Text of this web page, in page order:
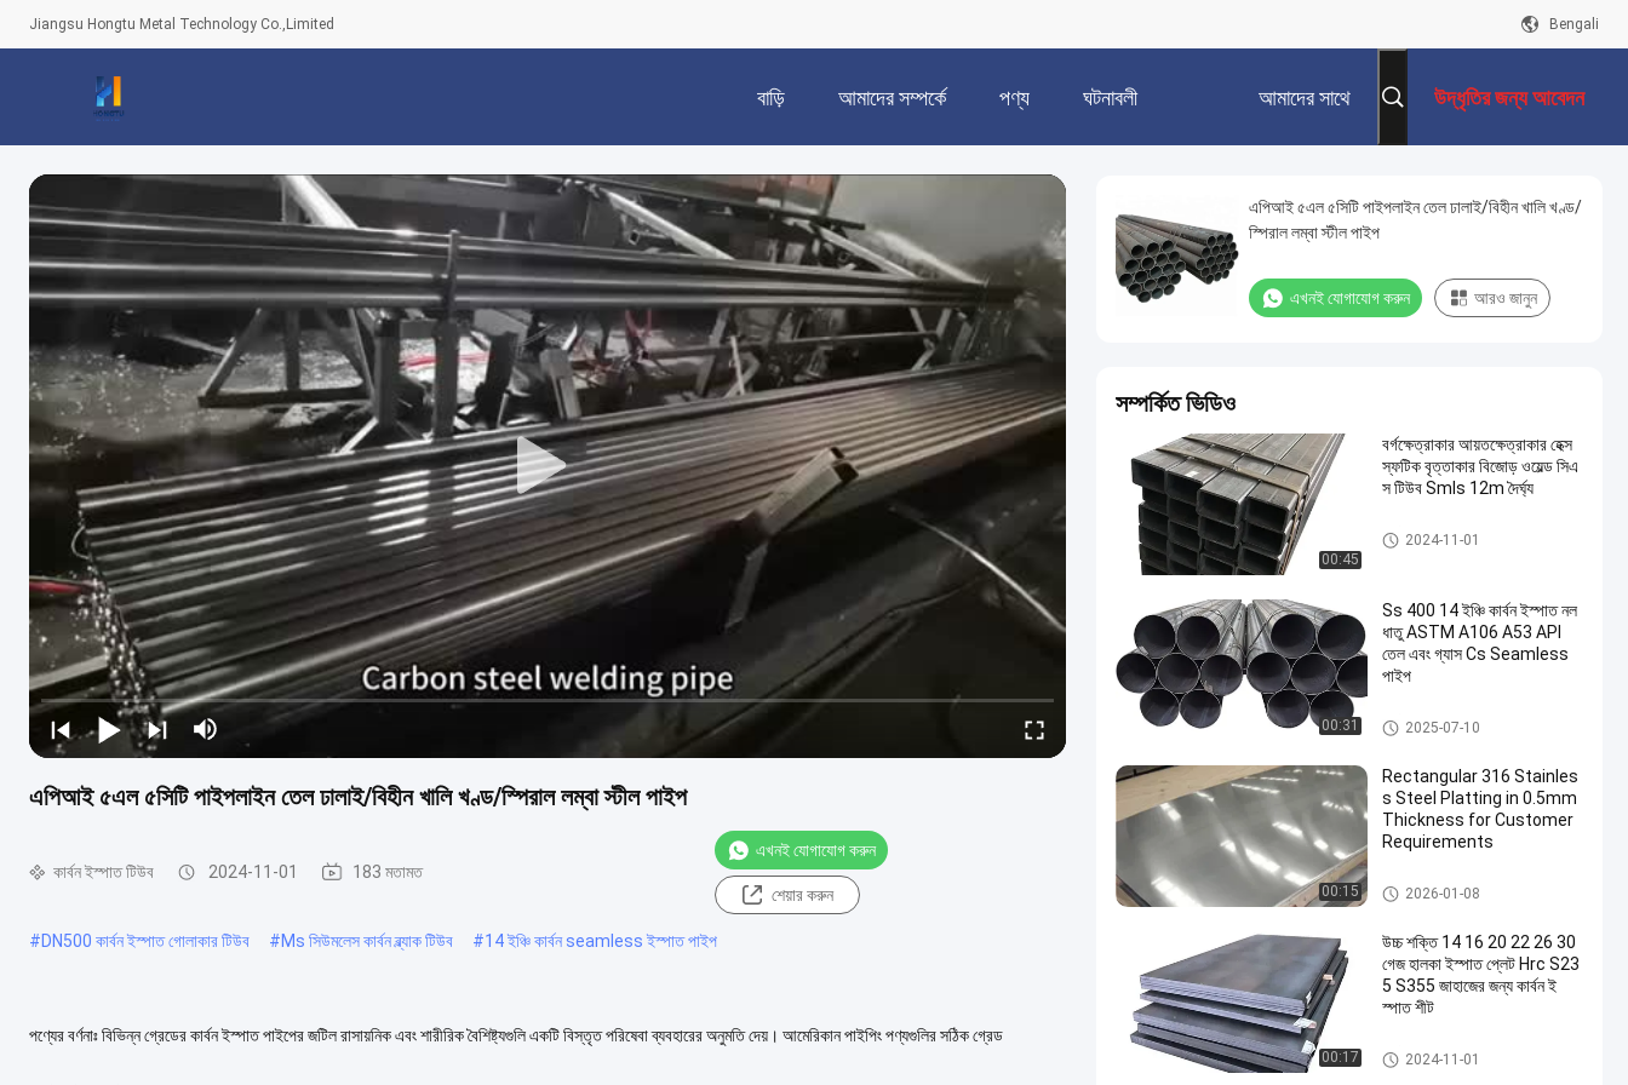
Jiangsu Hongtu Metal Technology Co.,Limited Bengali
বাড়ি আমাদের সম্পর্কে পণ্য ঘটনাবলী আমাদের সাথে
যোগাযোগ করুন
উদ্ধৃতির জন্য আবেদন
এপিআই ৫এল ৫সিটি পাইপলাইন তেল ঢালাই/বিহীন খালি খণ্ড/স্পিরাল লম্বা স্টীল পাইপ
কার্বন ইস্পাত টিউব 2024-11-01 183 মতামত
এখনই যোগাযোগ করুন
শেয়ার করুন
#DN500 কার্বন ইস্পাত গোলাকার টিউব #Ms সিউমলেস কার্বন ব্ল্যাক টিউব #14 ইঞ্চি কার্বন seamless ইস্পাত পাইপ
পণ্যের বর্ণনাঃ বিভিন্ন গ্রেডের কার্বন ইস্পাত পাইপের জটিল রাসায়নিক এবং শারীরিক বৈশিষ্ট্যগুলি একটি বিস্তৃত পরিষেবা ব্যবহারের অনুমতি দেয়। আমেরিকান পাইপিং পণ্যগুলির সঠিক গ্রেড
এপিআই ৫এল ৫সিটি পাইপলাইন তেল ঢালাই/বিহীন খালি খণ্ড/
স্পিরাল লম্বা স্টীল পাইপ
এখনই যোগাযোগ করুন আরও জানুন
সম্পর্কিত ভিডিও
00:45
বর্গক্ষেত্রাকার আয়তক্ষেত্রাকার হেক্স
স্ফটিক বৃত্তাকার বিজোড় ওয়েল্ড সিএ
স টিউব Smls 12m দৈর্ঘ্য
কার্বন ইস্পাত টিউব
2024-11-01
00:31
Ss 400 14 ইঞ্চি কার্বন ইস্পাত নল
ধাতু ASTM A106 A53 API
তেল এবং গ্যাস Cs Seamless
পাইপ
কার্বন ইস্পাত টিউব
2025-07-10
00:15
Rectangular 316 Stainles
s Steel Platting in 0.5mm
Thickness for Customer
Requirements
শীট স্টেইনলেস স্টীল
2026-01-08
00:17
উচ্চ শক্তি 14 16 20 22 26 30
গেজ হালকা ইস্পাত প্লেট Hrc S23
5 S355 জাহাজের জন্য কার্বন ই
স্পাত শীট
কার্বন ইস্পাত প্লেট
2024-11-01